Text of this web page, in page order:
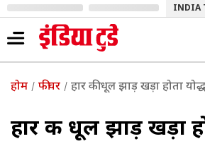
INDIA
होम फीचर हार की धूल झाड़ खड़ा होता
हार की धूल झाड़ खड़ा